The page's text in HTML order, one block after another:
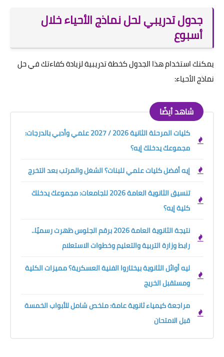
جدول تدريبي لحل نماذج الأحياء خلال
أسبوع
يمكنك استخدام هذا الجدول كخطة تدريبية لزيادة كفاءتك في حل
نماذج الأحياء:
شاهد أيضًا
كليات المرحلة الثانية 2026 / 2027 علمي وأدبي بالدرجات:
مجموعك يدخلك إيه؟
إيه أفضل كليات علمي للبنات؟ الشغل والمرتب بعد التخرج
تنسيق الثانوية العامة 2026 للجامعات: مجموعك يدخلك
كلية إيه؟
نتيجة الثانوية العامة 2026 برقم الجلوس ظهرت رسميًا..
رابط وزارة التربية والتعليم وخطوات الاستعلام
ليه أوائل الثانوية بيختاروا الفنية العسكرية؟ مميزات الكلية
ومستقبل الخريج
مراجعة كيمياء ثانوية عامة: ملخص شامل للأبواب الخمسة
قبل الامتحان